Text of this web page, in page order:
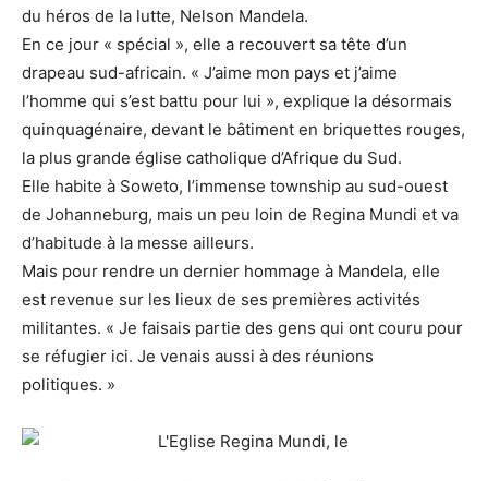
du héros de la lutte, Nelson Mandela.
En ce jour « spécial », elle a recouvert sa tête d’un
drapeau sud-africain. « J’aime mon pays et j’aime
l’homme qui s’est battu pour lui », explique la désormais
quinquagénaire, devant le bâtiment en briquettes rouges,
la plus grande église catholique d’Afrique du Sud.
Elle habite à Soweto, l’immense township au sud-ouest
de Johanneburg, mais un peu loin de Regina Mundi et va
d’habitude à la messe ailleurs.
Mais pour rendre un dernier hommage à Mandela, elle
est revenue sur les lieux de ses premières activités
militantes. « Je faisais partie des gens qui ont couru pour
se réfugier ici. Je venais aussi à des réunions
politiques. »